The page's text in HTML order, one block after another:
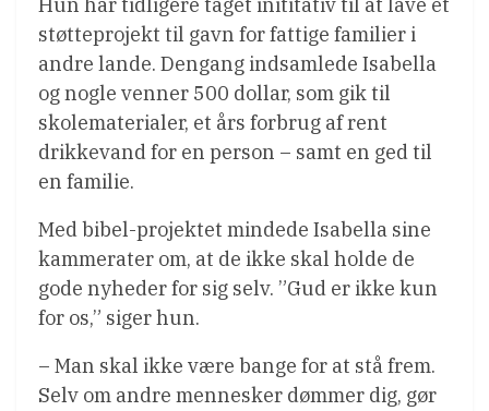
Hun har tidligere taget inititativ til at lave et
støtteprojekt til gavn for fattige familier i
andre lande. Dengang indsamlede Isabella
og nogle venner 500 dollar, som gik til
skolematerialer, et års forbrug af rent
drikkevand for en person – samt en ged til
en familie.
Med bibel-projektet mindede Isabella sine
kammerater om, at de ikke skal holde de
gode nyheder for sig selv. ”Gud er ikke kun
for os,” siger hun.
– Man skal ikke være bange for at stå frem.
Selv om andre mennesker dømmer dig, gør